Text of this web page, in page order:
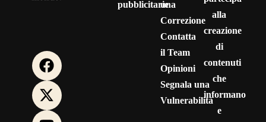
pubblicitarieuna
Correzione
Contatta
il Team
Opinioni
Segnala una
Vulnerabilità
alla
creazione
di
contenuti
che
informano
e